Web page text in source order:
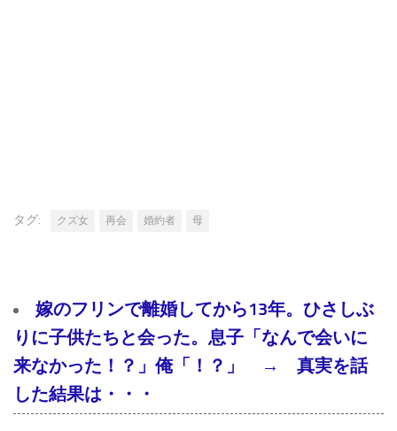
タグ: クズ女 再会 婚約者 母
嫁のフリンで離婚してから13年。ひさしぶ
りに子供たちと会った。息子「なんで会いに
来なかった！？」俺「！？」 → 真実を話
した結果は・・・